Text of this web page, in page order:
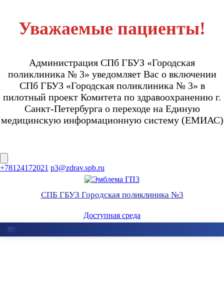
Уважаемые пациенты!
Администрация СПб ГБУЗ «Городская
поликлиника № 3» уведомляет Вас о включении
СПб ГБУЗ «Городская поликлиника № 3» в
пилотный проект Комитета по здравоохранению г.
Санкт-Петербурга о переходе на Единую
медицинскую информационную систему (ЕМИАС)
Перейти
+78124172021 p3@zdrav.spb.ru
СПБ ГБУЗ Городская поликлиника №3
Доступная среда